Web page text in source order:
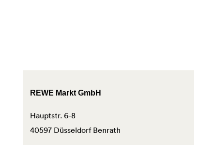
REWE Markt GmbH
Hauptstr. 6-8
40597 Düsseldorf Benrath